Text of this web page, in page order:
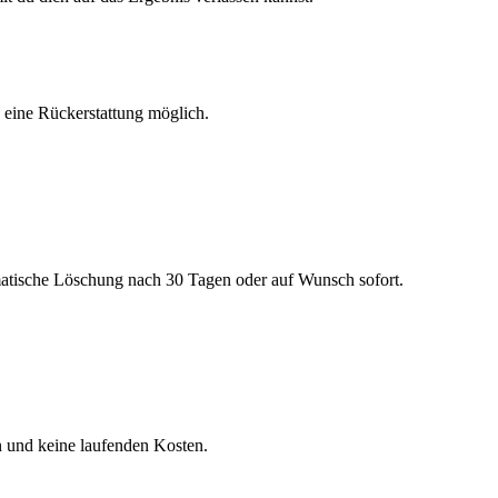
Rückerstattung möglich.
Löschung nach 30 Tagen oder auf Wunsch sofort.
keine laufenden Kosten.